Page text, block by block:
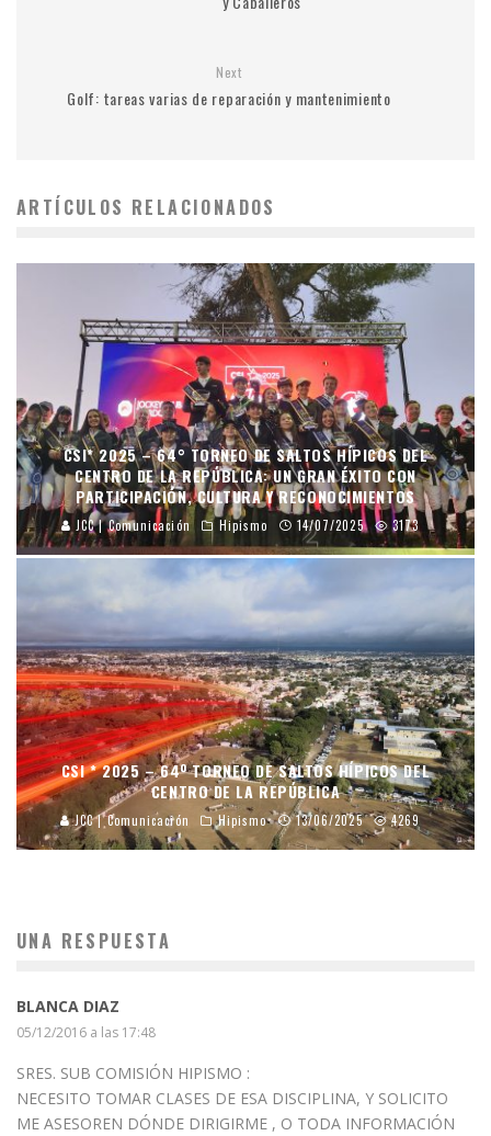
Next
Golf: tareas varias de reparación y mantenimiento
ARTÍCULOS RELACIONADOS
CSI* 2025 – 64° TORNEO DE SALTOS HÍPICOS DEL
CENTRO DE LA REPÚBLICA: UN GRAN ÉXITO CON
PARTICIPACIÓN, CULTURA Y RECONOCIMIENTOS
JCC | Comunicación Hipismo 14/07/2025 3173
CSI * 2025 – 64º TORNEO DE SALTOS HÍPICOS DEL
CENTRO DE LA REPÚBLICA
JCC | Comunicación Hipismo 13/06/2025 4269
UNA RESPUESTA
BLANCA DIAZ
05/12/2016 a las 17:48
SRES. SUB COMISIÓN HIPISMO :
NECESITO TOMAR CLASES DE ESA DISCIPLINA, Y SOLICITO
ME ASESOREN DÓNDE DIRIGIRME , O TODA INFORMACIÓN